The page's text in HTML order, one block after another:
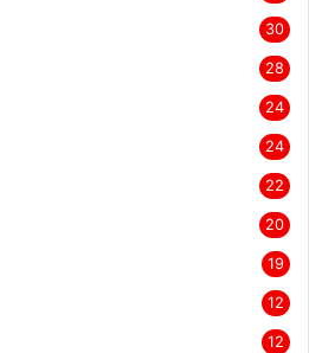
30
28
24
24
22
20
19
12
12